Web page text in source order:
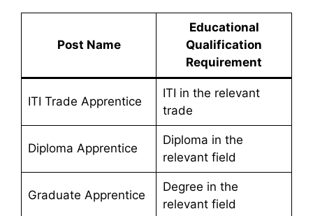
Post Name
Educational
Qualification
Requirement
ITI Trade Apprentice
ITI in the relevant
trade
Diploma Apprentice
Diploma in the
relevant field
Graduate Apprentice
Degree in the
relevant field